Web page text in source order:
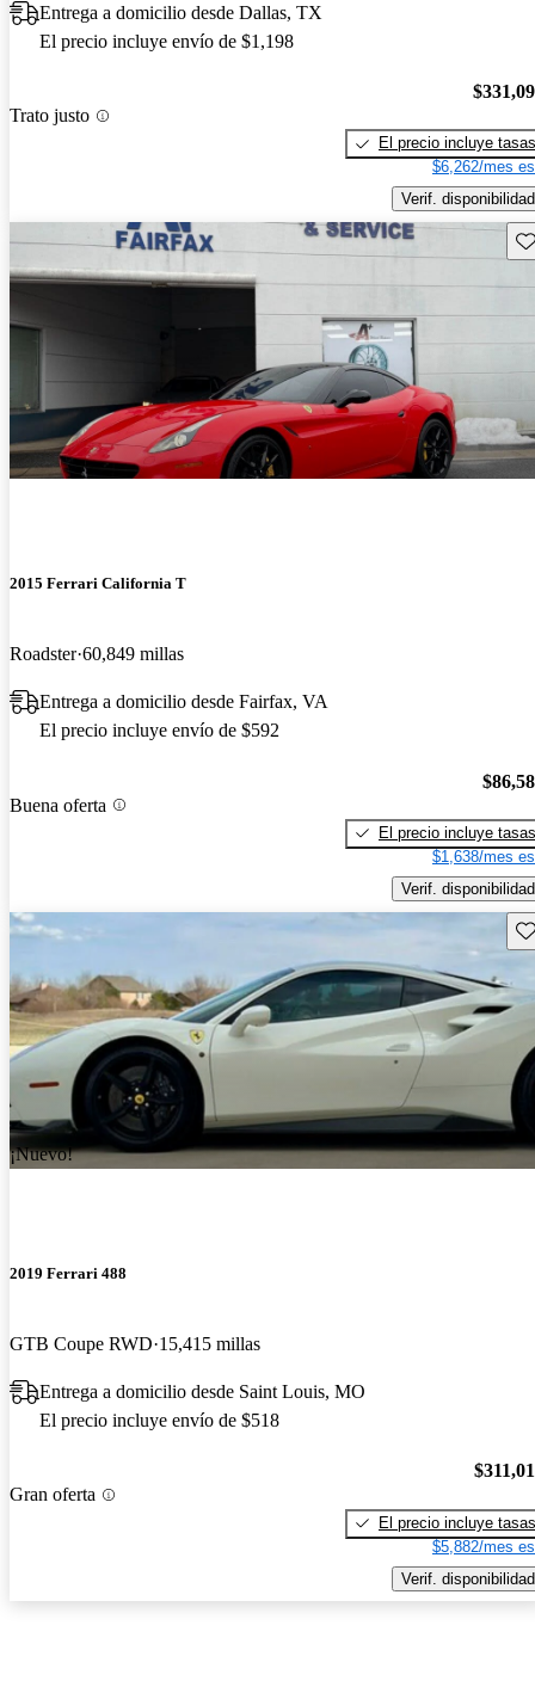
Entrega a domicilio desde Dallas, TX
El precio incluye envío de $1,198
Trato justo
El precio incluye tasas
$6,262/mes
Verif. disponibilidad
2015 Ferrari California T
Roadster 60,849 millas
Entrega a domicilio desde Fairfax, VA
El precio incluye envío de $592
Buena oferta
El precio incluye tasas
$1,638/mes
Verif. disponibilidad
¡Nuevo!
2019 Ferrari 488
GTB Coupe RWD 15,415 millas
Entrega a domicilio desde Saint Louis, MO
El precio incluye envío de $518
Gran oferta
El precio incluye tasas
$5,882/mes
Verif. disponibilidad